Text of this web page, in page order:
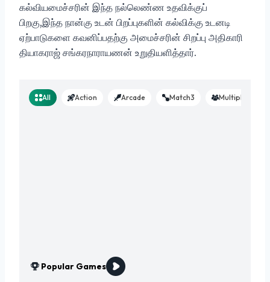
கல்வியமைச்சரின் இந்த நல்லெண்ண உதவிக்குப்
பிறகு,இந்த நான்கு உடன் பிறப்புகளின் கல்விக்கு உடனடி
ஏற்பாடுகளை கவனிப்பதற்கு அமைச்சரின் சிறப்பு அதிகாரி
தியாகராஜ் சங்கரநாராயணன் உறுதியளித்தார்.